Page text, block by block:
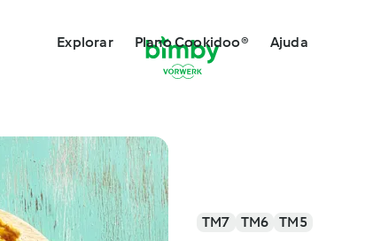
Explorar Plano Cookidoo® Ajuda
TM7 TM6 TM5